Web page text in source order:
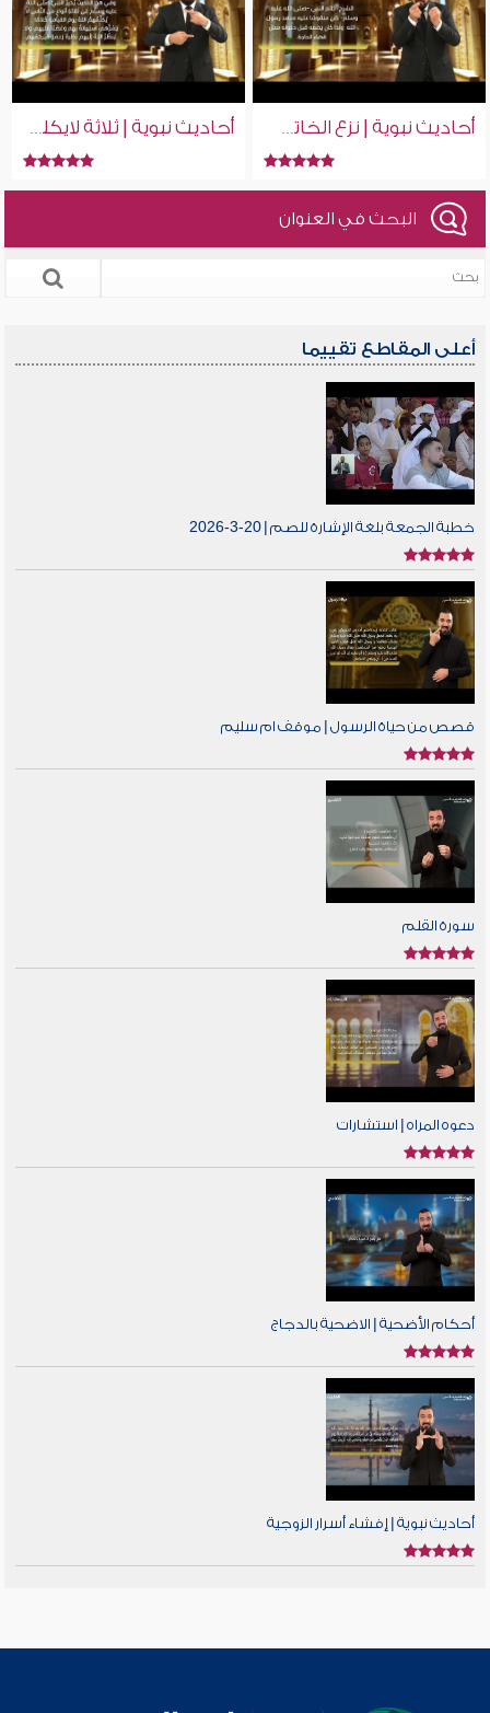
أحاديث نبوية | نزع الخاتم عند دخول الحمام | إسلام ويب | للصم بلغة الإشارة أحاديث نبوية | ثلاثة لايكلمهم الله | إسلام ويب | للصم بلغة الإشارة
البحث في العنوان
أعلى المقاطع تقييما
خطبة الجمعة بلغة الإشارة للصم | 20-3-2026
قصص من حياة الرسول | موقف ام سليم
سورة القلم
دعوه المراه | استشارات
أحكام الأضحية | الاضحية بالدجاج
أحاديث نبوية | إفشاء أسرار الزوجية